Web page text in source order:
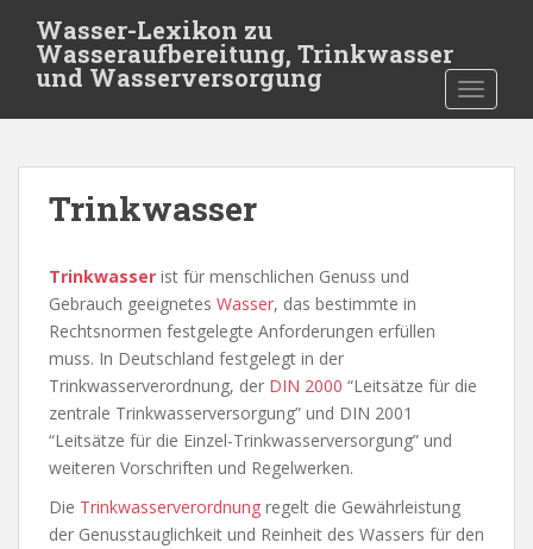
t
Wasser-Lexikon zu
Wasseraufbereitung, Trinkwasser
und Wasserversorgung
Trinkwasser
Trinkwasser ist für menschlichen Genuss und
Gebrauch geeignetes Wasser, das bestimmte in
Rechtsnormen festgelegte Anforderungen erfüllen
muss. In Deutschland festgelegt in der
Trinkwasserverordnung, der DIN 2000 “Leitsätze für die
zentrale Trinkwasserversorgung” und DIN 2001
“Leitsätze für die Einzel-Trinkwasserversorgung” und
weiteren Vorschriften und Regelwerken.
Die Trinkwasserverordnung regelt die Gewährleistung
der Genusstauglichkeit und Reinheit des Wassers für den